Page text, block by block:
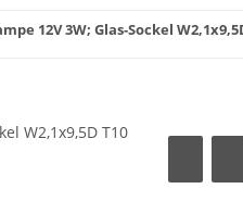
12V 3W; Glas-Sockel